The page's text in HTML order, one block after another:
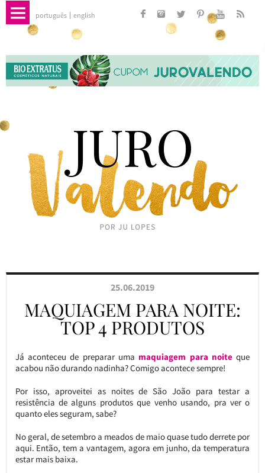
português english
25.06.2019
MAQUIAGEM PARA NOITE:
TOP 4 PRODUTOS
Já aconteceu de preparar uma maquiagem para noite que
acabou não durando nadinha? Comigo acontece sempre!
Por isso, aproveitei as noites de São João para testar a
resistência de alguns produtos que venho usando, pra ver o
quanto eles seguram, sabe?
No geral, de setembro a meados de maio quase tudo derrete por
aqui. Então, tem a vantagem, agora em junho, da temperatura
estar mais baixa.